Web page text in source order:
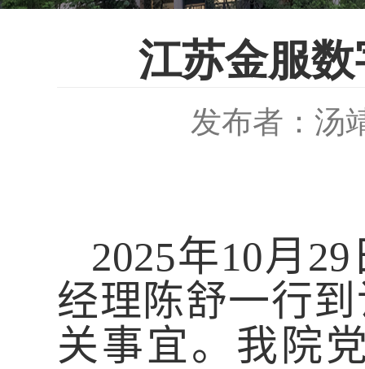
江苏金服
发布者：汤
2025年10月 29
经理陈舒一行
关事宜。我院